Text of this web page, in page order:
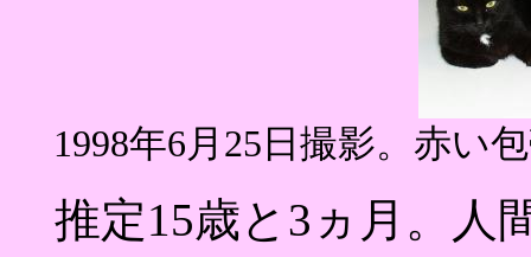
1998年6月25日撮影。赤い
推定15歳と3ヵ月。人